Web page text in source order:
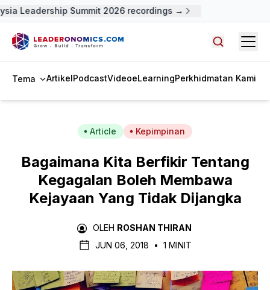
Leadership Summit 2026 recordings →
Tema ArtikelPodcastVideoeLearningPerkhidmatan Kami
Article Kepimpinan
Bagaimana Kita Berfikir Tentang
Kegagalan Boleh Membawa
Kejayaan Yang Tidak Dijangka
OLEH ROSHAN THIRAN
JUN 06, 2018
• 1 MINIT